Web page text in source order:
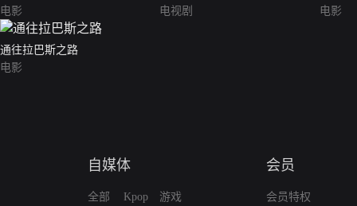
电影
电视剧
电影
通往拉巴斯之路
电影
自媒体
全部
Kpop
游戏
会员
会员特权